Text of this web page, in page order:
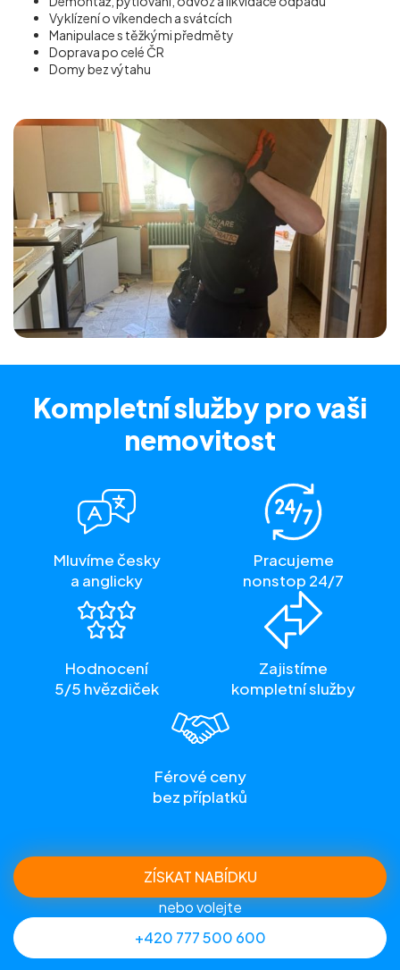
Vyklízení o víkendech a svátcích
Manipulace s těžkými předměty
Doprava po celé ČR
Domy bez výtahu
Kompletní služby pro vaši
nemovitost
Mluvíme česky
a anglicky
Pracujeme
nonstop 24/7
Hodnocení
5/5 hvězdiček
Zajistíme
kompletní služby
Férové ceny
bez příplatků
ZÍSKAT NABÍDKU
nebo volejte
+420 777 500 600